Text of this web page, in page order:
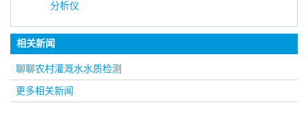
分析仪
相关新闻
聊聊农村灌溉水水质检测
更多相关新闻